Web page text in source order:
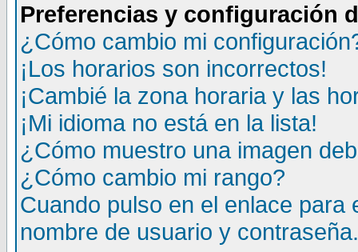
Preferencias y configuración
¿Cómo cambio mi
¡Los horarios son incorrectos!
¡Cambié la zona horaria y las
¡Mi idioma no está en la lista!
¿Cómo muestro una imagen
¿Cómo cambio mi rango?
Cuando pulso en el enlace
nombre de usuario y contraseña.